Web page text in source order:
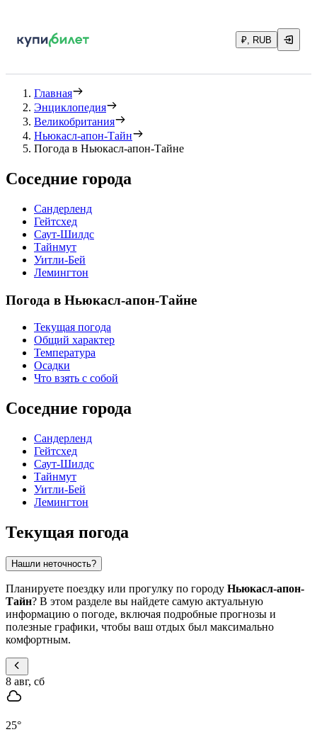
₽, RUB
Главная
Энциклопедия
Великобритания
Ньюкасл-апон-Тайн
Погода в Ньюкасл-апон-Тайне
Соседние города
Сандерленд
Гейтсхед
Саут-Шилдс
Тайнмут
Уитли-Бей
Лемингтон
Погода в Ньюкасл-апон-Тайне
Текущая погода
Общий характер
Температура
Осадки
Что взять с собой
Соседние города
Сандерленд
Гейтсхед
Саут-Шилдс
Тайнмут
Уитли-Бей
Лемингтон
Текущая погода
Нашли неточность?
Планируете поездку или прогулку по городу Ньюкасл-апон-
Тайн? В этом разделе вы найдете самую актуальную
информацию о погоде, включая подробные прогнозы и
полезные графики, чтобы ваш отдых был максимально
комфортным.
8 авг, сб
25°